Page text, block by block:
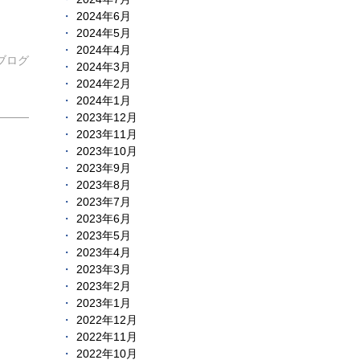
ログ
2024年6月
2024年5月
2024年4月
2024年3月
2024年2月
2024年1月
2023年12月
2023年11月
2023年10月
2023年9月
2023年8月
2023年7月
2023年6月
2023年5月
2023年4月
2023年3月
2023年2月
2023年1月
2022年12月
2022年11月
2022年10月